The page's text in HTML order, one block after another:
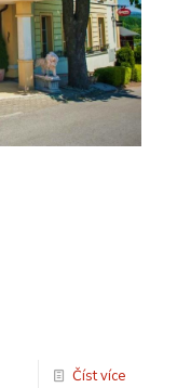
Číst více